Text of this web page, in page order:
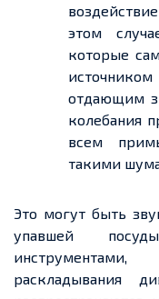
этом
которые
отдающим
колебания
всем
такими
Это могут быть
упавшей
раскладывания